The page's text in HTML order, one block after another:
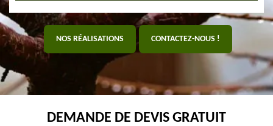
NOS RÉALISATIONS CONTACTEZ-NOUS !
DEMANDE DE DEVIS GRATUIT